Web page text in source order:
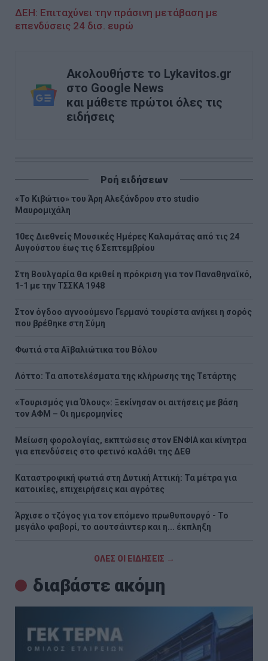
ΔΕΗ: Επιταχύνει την πράσινη μετάβαση με
επενδύσεις 24 δισ. ευρώ
Ακολουθήστε το Lykavitos.gr
στο Google News
και μάθετε πρώτοι όλες τις
ειδήσεις
Ροή ειδήσεων
«Το Κιβώτιο» του Άρη Αλεξάνδρου στο studio
Μαυρομιχάλη
10ες Διεθνείς Μουσικές Ημέρες Καλαμάτας από τις 24
Αυγούστου έως τις 6 Σεπτεμβρίου
Στη Βουλγαρία θα κριθεί η πρόκριση για τον Παναθηναϊκό,
1-1 με την ΤΣΣΚΑ 1948
Στον όγδοο αγνοούμενο Γερμανό τουρίστα ανήκει η σορός
που βρέθηκε στη Σύμη
Φωτιά στα Αϊβαλιώτικα του Βόλου
Λόττο: Τα αποτελέσματα της κλήρωσης της Τετάρτης
«Τουρισμός για Όλους»: Ξεκίνησαν οι αιτήσεις με βάση
τον ΑΦΜ – Οι ημερομηνίες
Μείωση φορολογίας, εκπτώσεις στον ΕΝΦΙΑ και κίνητρα
για επενδύσεις στο φετινό καλάθι της ΔΕΘ
Καταστροφική φωτιά στη Δυτική Αττική: Τα μέτρα για
κατοικίες, επιχειρήσεις και αγρότες
Άρχισε ο τζόγος για τον επόμενο πρωθυπουργό - Το
μεγάλο φαβορί, το αουτσάιντερ και η... έκπληξη
ΟΛΕΣ ΟΙ ΕΙΔΗΣΕΙΣ →
διαβάστε ακόμη